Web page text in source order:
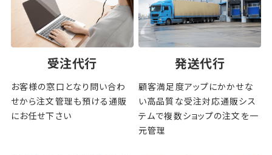
受注代行
お客様の窓口となり問い合わ
せから注文管理も預ける通販
にお任せ下さい
発送代行
顧客満足度アップにかかせな
い高品質な受注対応通販シス
テムで複数ショップの注文を一
元管理